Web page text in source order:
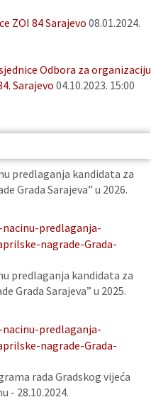
ZOI 84 Sarajevo 08.01.2024.
Odbora za organizaciju
Sarajevo 04.10.2023. 15:00
predlaganja kandidata za
Grada Sarajeva” u 2026.
predlaganja-
nagrade-Grada-
predlaganja kandidata za
Grada Sarajeva” u 2025.
predlaganja-
nagrade-Grada-
rada Gradskog vijeća
- 28.10.2024.